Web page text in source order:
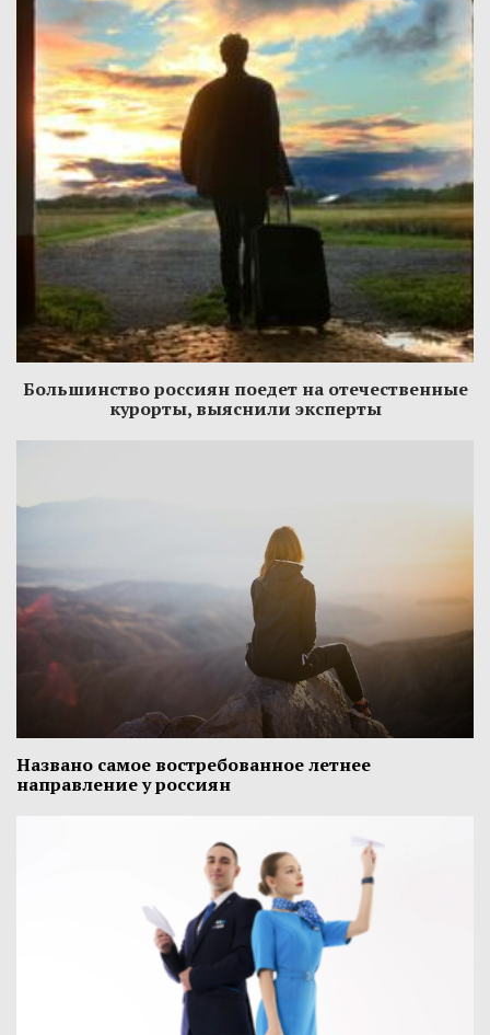
Большинство россиян поедет на отечественные
курорты, выяснили эксперты
Названо самое востребованное летнее
направление у россиян